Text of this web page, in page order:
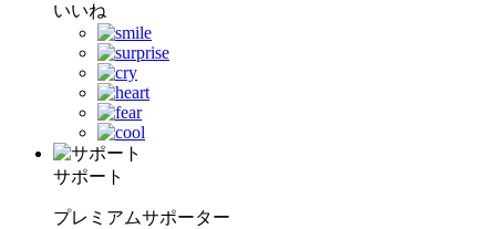
いいね
サポート
プレミアムサポーター